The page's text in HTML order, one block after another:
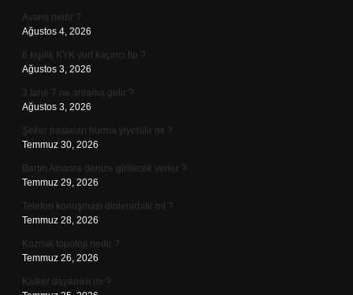
Avans nedir ?
Ağustos 4, 2026
6 kişilik KYK yurt kaçıncı tip ?
Ağustos 3, 2026
3 tane 7 ne anlama gelir ?
Ağustos 3, 2026
Şeker hastaları hurma yiyebilir mi ?
Temmuz 30, 2026
Bartın Amasra denize girilecek yerler ?
Temmuz 29, 2026
Telefon konuşması dinlenebilir mi ?
Temmuz 28, 2026
Kozmik topoloji nedir ?
Temmuz 26, 2026
Kalker dayanıklı mı ?